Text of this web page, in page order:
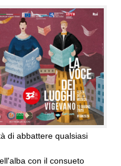
di abbattere qualsiasi
con il consueto